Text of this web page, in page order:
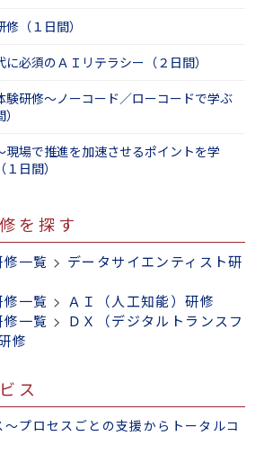
（１日間）
必須のＡＩリテラシー（２日間）
験研修～ノーコード／ローコードで学ぶ
現場で推進を加速させるポイントを学
日間）
を探す
一覧 > データサイエンティスト研
一覧 > ＡＩ（人工知能）研修
一覧 > ＤＸ（デジタルトランスフ
修
ス
プロセスごとの支援からトータルコ